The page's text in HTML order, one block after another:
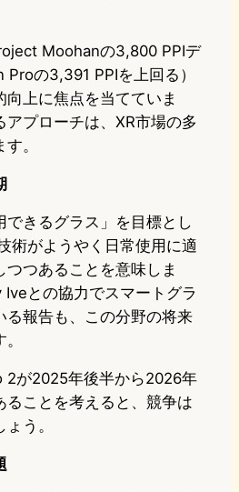
Moohanの3,800 PPIデ
Proの3,391 PPIを上回る）
上に焦点を当てていま
アプローチは、XR市場の多
。
できるグラス」を目標とし
術がようやく日常使用に適
つつあることを意味しま
との協力でスマートグラ
る報告も、この分野の将来
2が2025年後半から2026年
ることを考えると、競争は
う。